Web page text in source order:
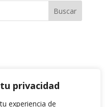
privacidad
experiencia de
Buscar